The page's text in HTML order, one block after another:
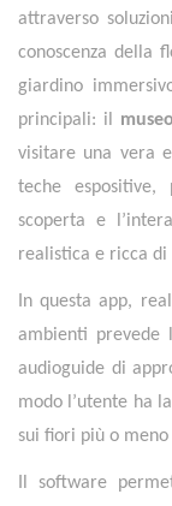
attraverso
conoscenza della
giardino
principali: il
visitare una vera
teche
scoperta e
realistica e ricca
In questa app,
ambienti prevede
audioguide di
modo l’utente ha
sui fiori più o
Il software